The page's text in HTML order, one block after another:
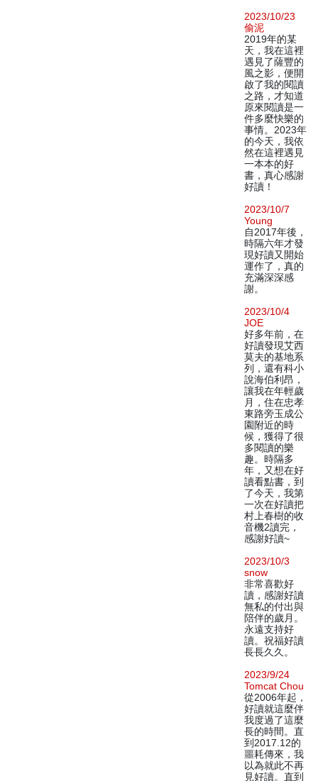
2023/10/23
偷泥
2019年的某
天，我在這裡
遇見了薩豐的
風之影，便開
啟了我的閱讀
之路，才知道
原來閱讀是一
件多麼快樂的
事情。2023年
的今天，我依
然在這裡遇見
一本本的好
書，真心感謝
好讀！
2023/10/7
Young
自2017年後，
時隔六年才發
現好讀又開始
運作了，真的
充滿深深感
謝。
2023/10/4
JOE
好多年前，在
好讀發現艾西
莫夫的基地系
列，還有科小
說海伯利昂，
讓我在年輕歲
月，住在忠孝
東路旁玉成公
園附近的時
候，獲得了很
多閱讀的樂
趣。時隔多
年，又想在好
讀看點書，到
了今天，我第
一次在好讀把
村上春樹的收
音機2讀完，
感謝好讀~
2023/10/3
snow
非常喜歡好
讀，感謝好讀
無私的付出與
陪伴的歲月。
永遠支持好
讀。祝福好讀
長長久久。
2023/9/24
Tomcat Chou
從2006年起，
好讀就這麼伴
我度過了這麼
長的時間。直
到2017.12的
噩耗傳來，我
以為就此不再
見好讀。直到